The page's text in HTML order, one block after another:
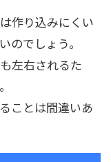
作り込みにくい
のでしょう。
左右されるた
ことは間違いあ